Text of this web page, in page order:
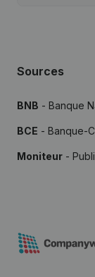
Sources
BNB - Banque
BCE - Banque-
Moniteur -